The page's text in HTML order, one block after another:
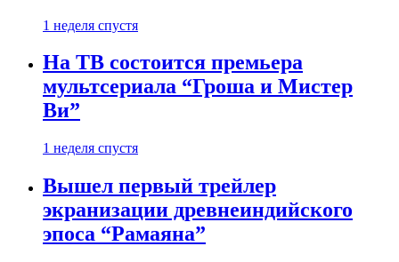
1 неделя спустя
На ТВ состоится премьера
мультсериала “Гроша и Мистер
Ви”
1 неделя спустя
Вышел первый трейлер
экранизации древнеиндийского
эпоса “Рамаяна”